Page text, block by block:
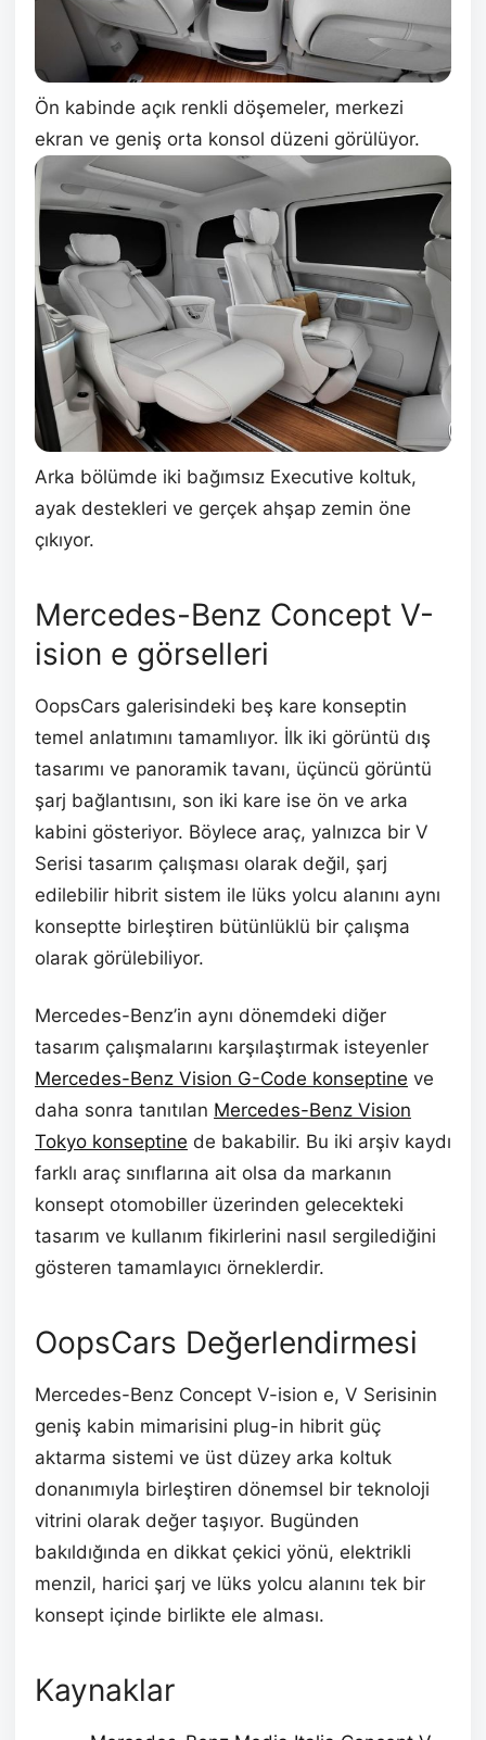
Ön kabinde açık renkli döşemeler, merkezi
ekran ve geniş orta konsol düzeni görülüyor.
Arka bölümde iki bağımsız Executive koltuk,
ayak destekleri ve gerçek ahşap zemin öne
çıkıyor.
Mercedes-Benz Concept V-
ision e görselleri
OopsCars galerisindeki beş kare konseptin
temel anlatımını tamamlıyor. İlk iki görüntü dış
tasarımı ve panoramik tavanı, üçüncü görüntü
şarj bağlantısını, son iki kare ise ön ve arka
kabini gösteriyor. Böylece araç, yalnızca bir V
Serisi tasarım çalışması olarak değil, şarj
edilebilir hibrit sistem ile lüks yolcu alanını aynı
konseptte birleştiren bütünlüklü bir çalışma
olarak görülebiliyor.
Mercedes-Benz’in aynı dönemdeki diğer
tasarım çalışmalarını karşılaştırmak isteyenler
Mercedes-Benz Vision G-Code konseptine ve
daha sonra tanıtılan Mercedes-Benz Vision
Tokyo konseptine de bakabilir. Bu iki arşiv kaydı
farklı araç sınıflarına ait olsa da markanın
konsept otomobiller üzerinden gelecekteki
tasarım ve kullanım fikirlerini nasıl sergilediğini
gösteren tamamlayıcı örneklerdir.
OopsCars Değerlendirmesi
Mercedes-Benz Concept V-ision e, V Serisinin
geniş kabin mimarisini plug-in hibrit güç
aktarma sistemi ve üst düzey arka koltuk
donanımıyla birleştiren dönemsel bir teknoloji
vitrini olarak değer taşıyor. Bugünden
bakıldığında en dikkat çekici yönü, elektrikli
menzil, harici şarj ve lüks yolcu alanını tek bir
konsept içinde birlikte ele alması.
Kaynaklar